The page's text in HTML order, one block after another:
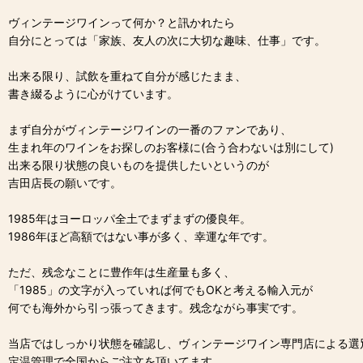
ヴィンテージワインって何か？と訊かれたら
自分にとっては「家族、友人の次に大切な趣味、仕事」です。
出来る限り、試飲を重ねて自分が感じたまま、
書き綴るように心がけています。
まず自分がヴィンテージワインの一番のファンであり、
生まれ年のワインをお探しのお客様に(合う合わないは別にして)
出来る限り状態の良いものを提供したいというのが
吉田店長の願いです。
1985年はヨーロッパ全土でまずまずの優良年。
1986年ほど高額ではない事が多く、幸運な年です。
ただ、残念なことに豊作年は生産量も多く、
「1985」の文字が入っていれば何でもOKと考える輸入元が
何でも海外から引っ張ってきます。残念ながら事実です。
当店ではしっかり状態を確認し、ヴィンテージワイン専門店による選